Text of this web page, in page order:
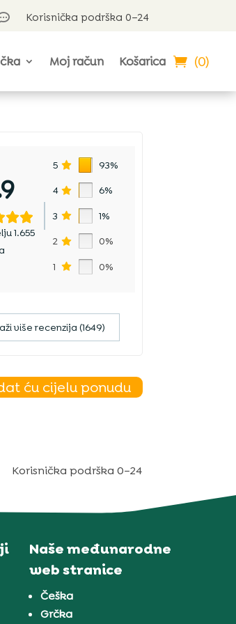
Korisnička podrška 0–24
Moj račun Košarica (0)
1.655
5 93%
4 6%
3 1%
2 0%
1 0%
više recenzija (1649)
ću cijelu ponudu
Korisnička podrška 0–24
Naše međunarodne
web stranice
Češka
Grčka